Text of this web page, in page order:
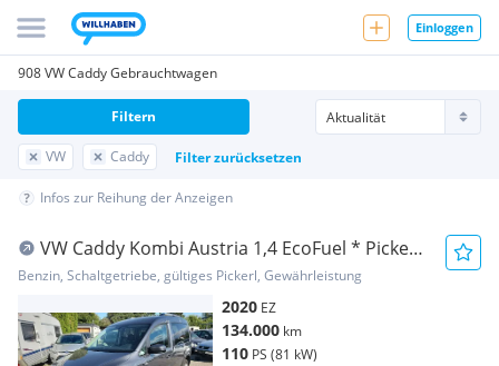
Einloggen
908 VW Caddy Gebrauchtwagen
VW Caddy Filter zurücksetzen
Filtern
Infos zur Reihung der Anzeigen
VW Caddy Kombi Austria 1,4 EcoFuel * Pickerl
bis 0...
Benzin, Schaltgetriebe, gültiges Pickerl, Gewährleistung
2020 EZ
134.000 km
110 PS (81 kW)